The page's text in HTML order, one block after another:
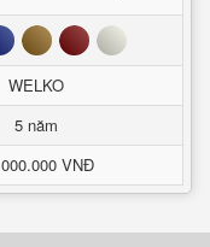
Nâu Đỏ Trắng
WELKO
5 năm
VNĐ